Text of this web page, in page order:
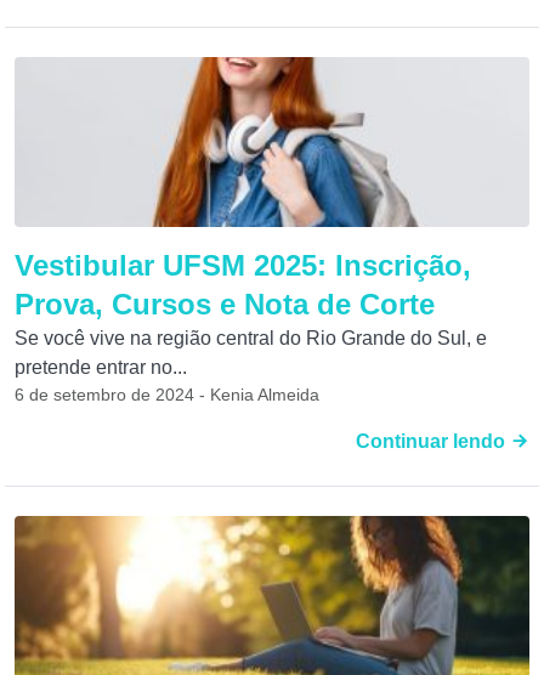
Vestibular‌ UFSM 2025: ‌Inscrição,‌
‌Prova, Cursos e Nota‌ ‌de‌ ‌Corte‌
Se você vive na região central do Rio Grande do Sul, e
pretende entrar no...
6 de setembro de 2024 - Kenia Almeida
Continuar lendo